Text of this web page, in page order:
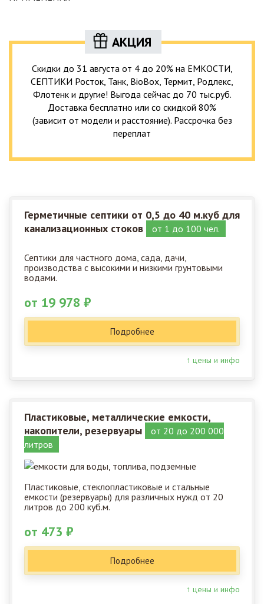
АКЦИЯ
Скидки до 31 августа от 4 до 20% на ЕМКОСТИ,
СЕПТИКИ Росток, Танк, BioBox, Термит, Родлекс,
Флотенк и другие! Выгода сейчас до 70 тыс.руб.
Доставка бесплатно или со скидкой 80%
(зависит от модели и расстояние). Рассрочка без
переплат
Герметичные септики от 0,5 до 40 м.куб для
канализационных стоков
от 1 до 100 чел.
Септики для частного дома, сада, дачи,
производства с высокими и низкими грунтовыми
водами.
от 19 978 ₽
Подробнее
↑ цены и инфо
Пластиковые, металлические емкости,
накопители, резервуары
от 20 до 200 000
литров
Пластиковые, стеклопластиковые и стальные
емкости (резервуары) для различных нужд от 20
литров до 200 куб.м.
от 473 ₽
Подробнее
↑ цены и инфо